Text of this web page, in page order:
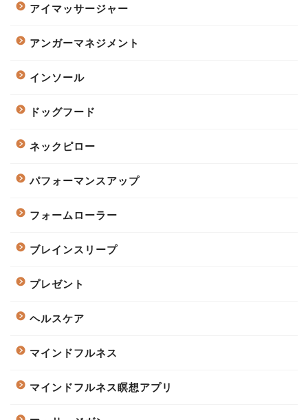
アイマッサージャー
アンガーマネジメント
インソール
ドッグフード
ネックピロー
パフォーマンスアップ
フォームローラー
ブレインスリープ
プレゼント
ヘルスケア
マインドフルネス
マインドフルネス瞑想アプリ